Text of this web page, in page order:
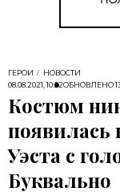
ГЕРОИ
НОВОСТИ
08.08.2021, 10:52ОБНОВЛЕНО
Костюм
появилась
Уэста с
Буквально